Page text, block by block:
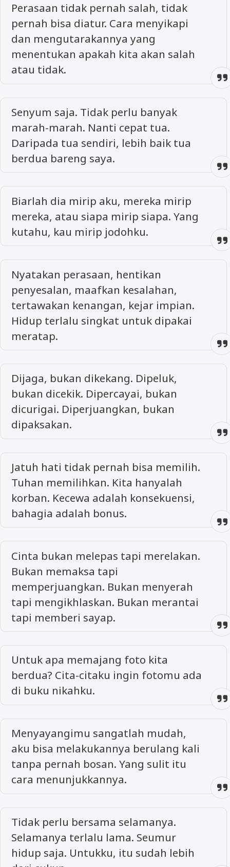
Perasaan tidak pernah salah, tidak
pernah bisa diatur. Cara menyikapi
dan mengutarakannya yang
menentukan apakah kita akan salah
atau tidak.
Senyum saja. Tidak perlu banyak
marah-marah. Nanti cepat tua.
Daripada tua sendiri, lebih baik tua
berdua bareng saya.
Biarlah dia mirip aku, mereka mirip
mereka, atau siapa mirip siapa. Yang
kutahu, kau mirip jodohku.
Nyatakan perasaan, hentikan
penyesalan, maafkan kesalahan,
tertawakan kenangan, kejar impian.
Hidup terlalu singkat untuk dipakai
meratap.
Dijaga, bukan dikekang. Dipeluk,
bukan dicekik. Dipercayai, bukan
dicurigai. Diperjuangkan, bukan
dipaksakan.
Jatuh hati tidak pernah bisa memilih.
Tuhan memilihkan. Kita hanyalah
korban. Kecewa adalah konsekuensi,
bahagia adalah bonus.
Cinta bukan melepas tapi merelakan.
Bukan memaksa tapi
memperjuangkan. Bukan menyerah
tapi mengikhlaskan. Bukan merantai
tapi memberi sayap.
Untuk apa memajang foto kita
berdua? Cita-citaku ingin fotomu ada
di buku nikahku.
Menyayangimu sangatlah mudah,
aku bisa melakukannya berulang kali
tanpa pernah bosan. Yang sulit itu
cara menunjukkannya.
Tidak perlu bersama selamanya.
Selamanya terlalu lama. Seumur
hidup saja. Untukku, itu sudah lebih